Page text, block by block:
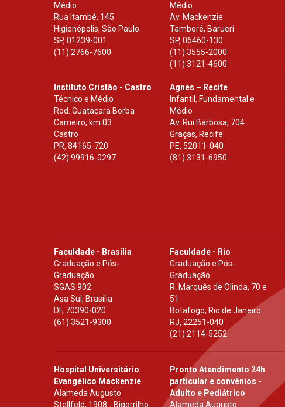
Médio
Rua Itambé, 145
Higienópolis, São Paulo
SP, 01239-001
(11) 2766-7600
Médio
Av. Mackenzie
Tamboré, Barueri
SP,06460-130
(11) 3555-2000
(11) 3121-4600
Instituto Cristão - Castro
Técnico e Médio
Rod. Guataçara Borba
Carneiro, km 03
Castro
PR, 84165-720
(42) 99916-0297
Agnes – Recife
Infantil, Fundamental e
Médio
Av. Rui Barbosa, 704
Graças, Recife
PE, 52011-040
(81) 3131-6950
Faculdade - Brasília
Graduação e Pós-
Graduação
SGAS 902
Asa Sul, Brasília
DF, 70390-020
(61) 3521-9300
Faculdade - Rio
Graduação e Pós-
Graduação
R. Marquês de Olinda, 70 e
51
Botafogo, Rio de Janeiro
RJ,22251-040
(21) 2114-5252
Hospital Universitário
Evangélico Mackenzie
Alameda Augusto
Stellfeld, 1908 - Bigorrilho
Pronto Atendimento 24h
particular e convênios -
Adulto e Pediátrico
Alameda Augusto